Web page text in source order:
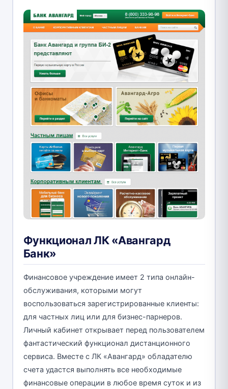
Функционал ЛК «Авангард
Банк»
Финансовое учреждение имеет 2 типа онлайн-
обслуживания, которыми могут
воспользоваться зарегистрированные клиенты:
для частных лиц или для бизнес-парнеров.
Личный кабинет открывает перед пользователем
фантастический функционал дистанционного
сервиса. Вместе с ЛК «Авангард» обладателю
счета удастся выполнять все необходимые
финансовые операции в любое время суток и из